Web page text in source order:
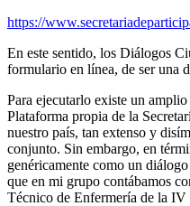
https://
En este sentido, los Diálogos
formulario en línea, de ser una
Para ejecutarlo existe un
Plataforma propia de la
nuestro país, tan extenso y
conjunto. Sin embargo, en
genéricamente como un
que en mi grupo contábamos
Técnico de Enfermería de la IV